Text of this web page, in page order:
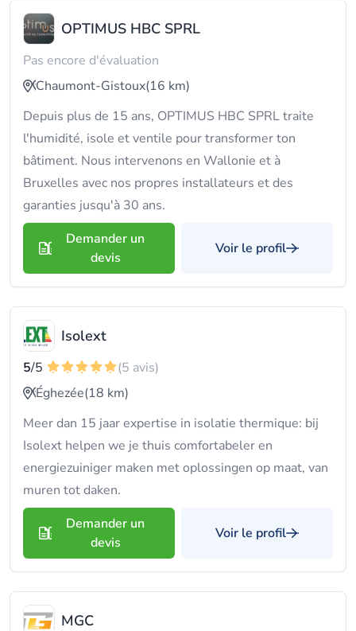
OPTIMUS HBC SPRL
Pas encore d'évaluation
Chaumont-Gistoux(16 km)
Depuis plus de 15 ans, OPTIMUS HBC SPRL traite
l'humidité, isole et ventile pour transformer ton
bâtiment. Nous intervenons en Wallonie et à
Bruxelles avec nos propres installateurs et des
garanties jusqu'à 30 ans.
Demander un
devis
Voir le profil
Isolext
5/5
(5 avis)
Éghezée(18 km)
Meer dan 15 jaar expertise in isolatie thermique: bij
Isolext helpen we je thuis comfortabeler en
energiezuiniger maken met oplossingen op maat, van
muren tot daken.
Demander un
devis
Voir le profil
MGC